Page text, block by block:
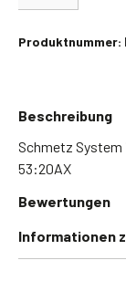
Produktnummer:
Beschreibung
Schmetz System
53:20AX
Bewertungen
Informationen